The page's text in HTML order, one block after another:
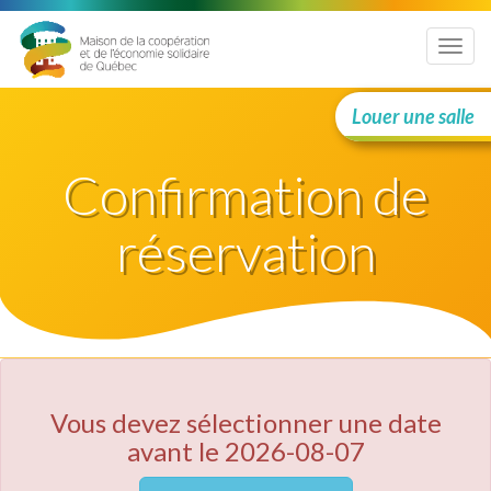
Menu
Louer une salle
Confirmation de
réservation
Vous devez sélectionner une date
avant le 2026-08-07